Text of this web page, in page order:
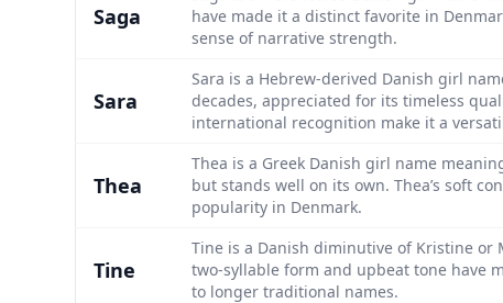
Saga
have made it a distinct favorite in
sense of narrative strength.
Sara
Sara is a Hebrew-derived Danish girl
decades, appreciated for its timeless
international recognition make it a
Thea
Thea is a Greek Danish girl name
but stands well on its own. Thea’s soft
popularity in Denmark.
Tine
Tine is a Danish diminutive of Kristine
two-syllable form and upbeat tone have
to longer traditional names.